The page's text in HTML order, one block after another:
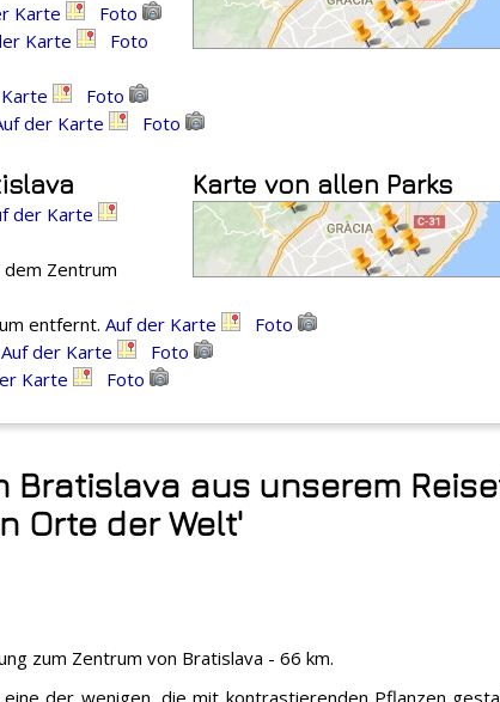
Karte
Foto
Karte Foto
Foto
der Karte Foto
Karte von allen Parks
der Karte
Zentrum
entfernt. Auf der Karte
Foto
Auf der Karte
Foto
Karte Foto
Bratislava aus unserem
Orte der Welt'
zum Zentrum von Bratislava - 66 km.
eine der wenigen, die mit kontrastierenden Pflanzen